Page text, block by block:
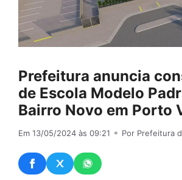
Prefeitura anuncia
de Escola Modelo
Bairro Novo em Porto
Em 13/05/2024 às 09:21 ⚬ Por Prefeitura